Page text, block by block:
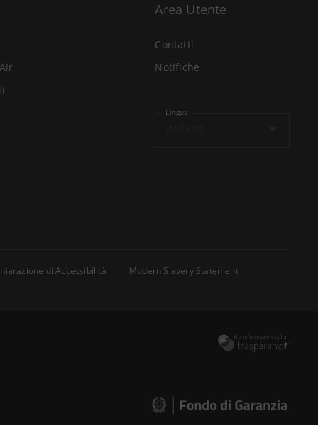
Area Utente
Contatti
Notifiche
Lingua
di Accessibilità
Modern Slavery Statement